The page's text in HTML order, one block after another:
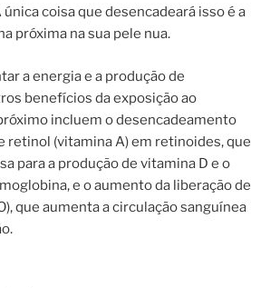
coisa que desencadeará isso é a
próxima na sua pele nua.
a energia e a produção de
benefícios da exposição ao
incluem o desencadeamento
retinol (vitamina A) em retinoides, que
para a produção de vitamina D e o
e o aumento da liberação de
que aumenta a circulação sanguínea